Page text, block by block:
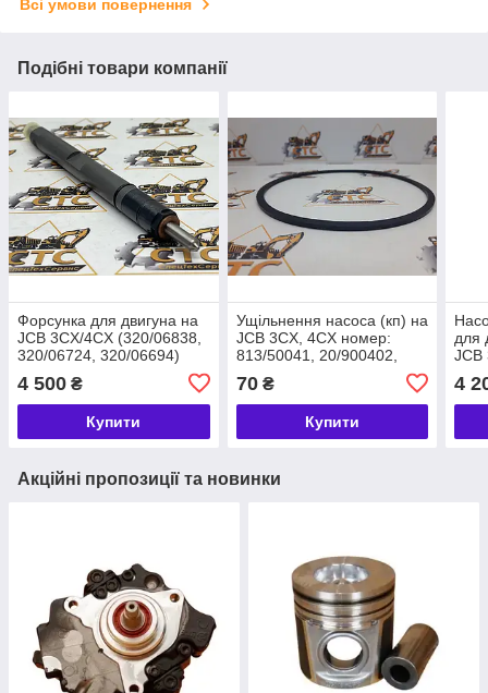
Всі умови повернення
Подібні товари компанії
Форсунка для двигуна на
JCB 3CX/4CX (320/06838,
320/06724, 320/06694)
4 500 ₴
Купити
Ущільнення насоса (кп) на
JCB 3CX, 4CX номер:
813/50041, 20/900402,
70₴
Купити
для
JCB
02/
4
Акційні пропозиції та новинки